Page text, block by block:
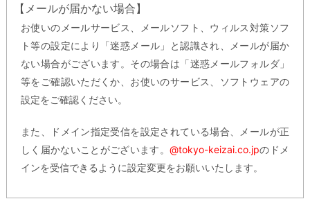
【メールが届かない場合】
お使いのメールサービス、メールソフト、ウィルス対策ソフ
ト等の設定により「迷惑メール」と認識され、メールが届か
ない場合がございます。その場合は「迷惑メールフォルダ」
等をご確認いただくか、お使いのサービス、ソフトウェアの
設定をご確認ください。
また、ドメイン指定受信を設定されている場合、メールが正
しく届かないことがございます。@tokyo-keizai.co.jpのドメ
インを受信できるように設定変更をお願いいたします。